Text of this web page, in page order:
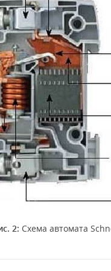
2: Схема автомата